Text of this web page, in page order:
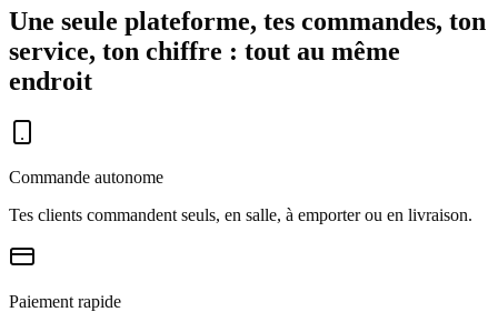
Une seule plateforme, tes commandes, ton
service, ton chiffre : tout au même
endroit
Commande autonome
Tes clients commandent seuls, en salle, à emporter ou en livraison.
Paiement rapide